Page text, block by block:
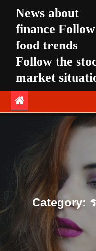
content
News about
finance Follow
food trends
Follow the
market
Category: